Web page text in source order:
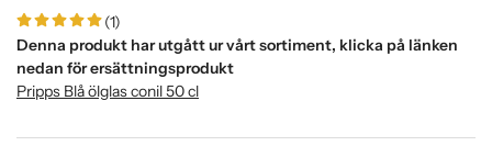
(1)
Denna produkt har utgått ur vårt sortiment, klicka på länken
nedan för ersättningsprodukt
Pripps Blå ölglas conil 50 cl